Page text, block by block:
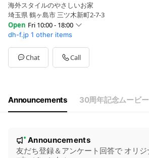
海外スタイルのやさしいお家
埼玉県 鶴ヶ島市 三ツ木新町2-7-3
Open Fri 10:00 - 18:00
Sun10:00 - 18:00
Mon10:00 - 18:00
TueClosed
WedClosed
祝日は営業しております！
dh-f.jp 1 other items
Chat Call
Announcements 30周年記念ムービー
New
Announcements
友だち登録＆アンケート回答で オリ